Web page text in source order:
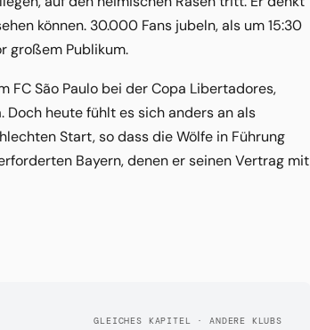
können. 30.000 Fans jubeln, als um 15:30
großem Publikum.
FC São Paulo bei der Copa Libertadores,
heute fühlt es sich anders an als
Start, so dass die Wölfe in Führung
Bayern, denen er seinen Vertrag mit
GLEICHES KAPITEL · ANDERE KLUBS